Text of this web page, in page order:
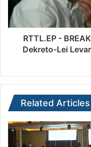
RTTL.EP -
Dekreto-Lei
Related Articles